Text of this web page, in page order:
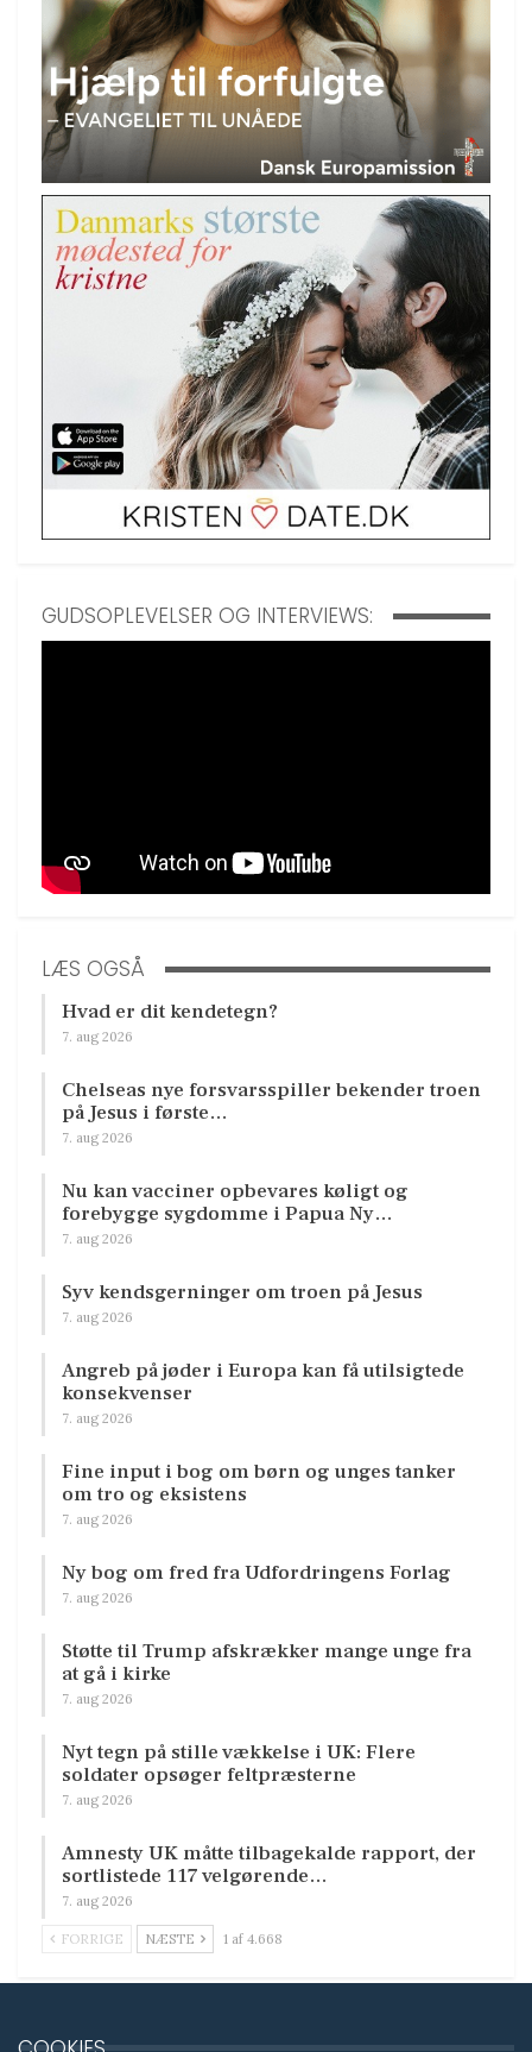
GUDSOPLEVELSER OG INTERVIEWS:
LÆS OGSÅ
Hvad er dit kendetegn?
7. aug 2026
Chelseas nye forsvarsspiller bekender troen
på Jesus i første…
7. aug 2026
Nu kan vacciner opbevares køligt og
forebygge sygdomme i Papua Ny…
7. aug 2026
Syv kendsgerninger om troen på Jesus
7. aug 2026
Angreb på jøder i Europa kan få utilsigtede
konsekvenser
7. aug 2026
Fine input i bog om børn og unges tanker
om tro og eksistens
7. aug 2026
Ny bog om fred fra Udfordringens Forlag
7. aug 2026
Støtte til Trump afskrækker mange unge fra
at gå i kirke
7. aug 2026
Nyt tegn på stille vækkelse i UK: Flere
soldater opsøger feltpræsterne
7. aug 2026
Amnesty UK måtte tilbagekalde rapport, der
sortlistede 117 velgørende…
7. aug 2026
FORRIGE NÆSTE 1 af 4.668